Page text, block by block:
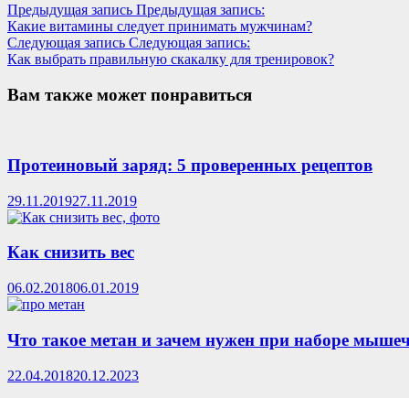
Предыдущая запись Предыдущая запись:
Какие витамины следует принимать мужчинам?
Следующая запись Следующая запись:
Как выбрать правильную скакалку для тренировок?
Вам также может понравиться
Протеиновый заряд: 5 проверенных рецептов
29.11.201927.11.2019
Как снизить вес
06.02.201806.01.2019
Что такое метан и зачем нужен при наборе
22.04.201820.12.2023